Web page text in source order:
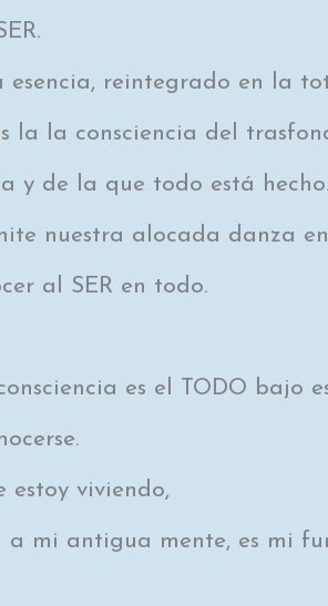
esencia, reintegrado en la
la la consciencia del
y de la que todo está
nuestra alocada danza
al SER en todo.
es el TODO bajo
estoy viviendo,
mi antigua mente, es mi